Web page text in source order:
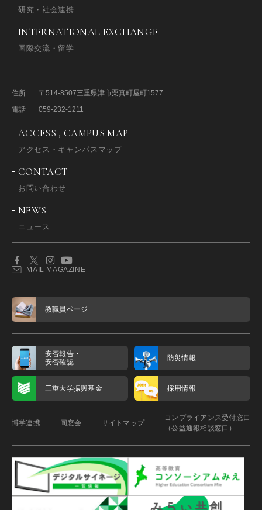
研究・社会連携
INTERNATIONAL EXCHANGE
国際交流・留学
住所 〒514-8507三重県津市栗真町屋町1577
電話
059-232-1211
ACCESS , CAMPUS MAP
アクセス・キャンパスマップ
CONTACT
お問い合わせ
NEWS
ニュース
MAIL MAGAZINE
教職員ページ
安否報告・
安否確認
防災情報
三重大学振興基金 採用情報
博学連携 同窓会 サイトマップ
コンプライアンス受付窓口
（公益通報相談窓口）